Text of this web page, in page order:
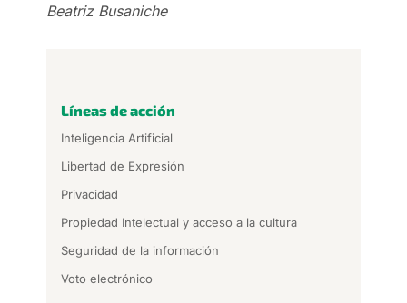
Beatriz Busaniche
Líneas de acción
Inteligencia Artificial
Libertad de Expresión
Privacidad
Propiedad Intelectual y acceso a la cultura
Seguridad de la información
Voto electrónico